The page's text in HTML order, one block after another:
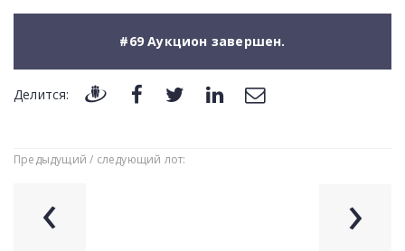
#69 Аукцион завершен.
Делится:
Предыдущий / следующий лот:
‹ ›